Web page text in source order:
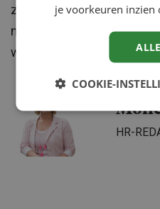
zou het geen
methode zijn, dan kan
werkzame methode zijn
HR-
je voorkeuren inzien
COOKIE-